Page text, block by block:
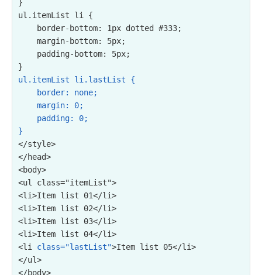
}
ul.itemList li {
ul.itemList li.lastList {
}
</style>
</head>
<ul class="itemList">
<li>Item list 01</li>
<li>Item list 02</li>
<li>Item list 03</li>
<li>Item list 04</li>
<li class="lastList">Item list 05</li>
</ul>
</body>